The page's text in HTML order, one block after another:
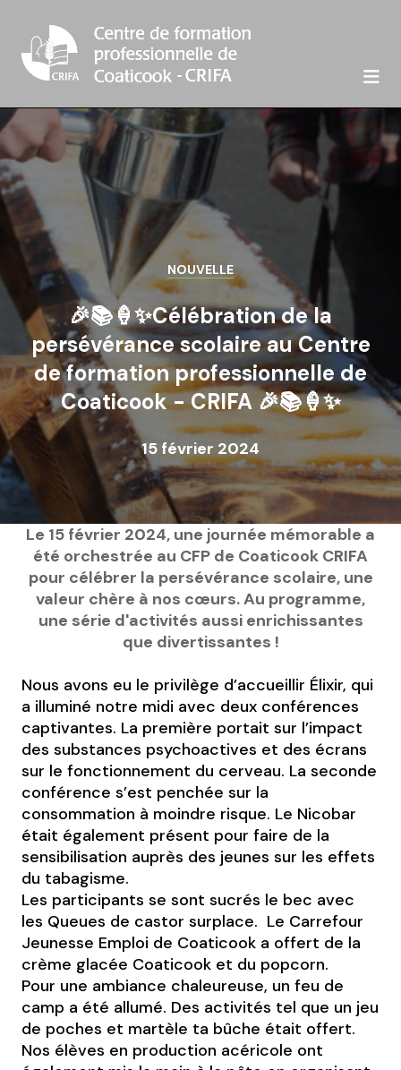

NOUVELLE
🎉📚🍦✨Célébration de la
persévérance scolaire au Centre
de formation professionnelle de
Coaticook - CRIFA 🎉📚🍦✨
15 février 2024
Le 15 février 2024, une journée mémorable a
été orchestrée au CFP de Coaticook CRIFA
pour célébrer la persévérance scolaire, une
valeur chère à nos cœurs. Au programme,
une série d'activités aussi enrichissantes
que divertissantes !
Nous avons eu le privilège d’accueillir Élixir, qui
a illuminé notre midi avec deux conférences
captivantes. La première portait sur l’impact
des substances psychoactives et des écrans
sur le fonctionnement du cerveau. La seconde
conférence s’est penchée sur la
consommation à moindre risque. Le Nicobar
était également présent pour faire de la
sensibilisation auprès des jeunes sur les effets
du tabagisme.
Les participants se sont sucrés le bec avec
les Queues de castor surplace. Le Carrefour
Jeunesse Emploi de Coaticook a offert de la
crème glacée Coaticook et du popcorn.
Pour une ambiance chaleureuse, un feu de
camp a été allumé. Des activités tel que un jeu
de poches et martèle ta bûche était offert.
Nos élèves en production acéricole ont